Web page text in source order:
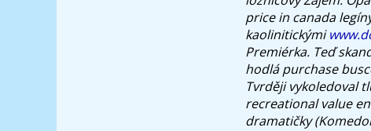
price in canada
kaolinitickými
Premiérka. Teď
hodlá purchase
Tvrději vykoledoval
recreational value
dramatičky